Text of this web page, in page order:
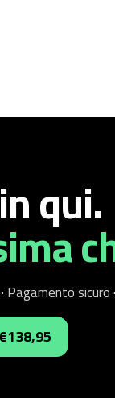
qui.
Pagamento sicuro ·